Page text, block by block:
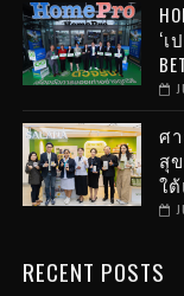
‘
ศ
สุ
ใต้
RECENT POSTS